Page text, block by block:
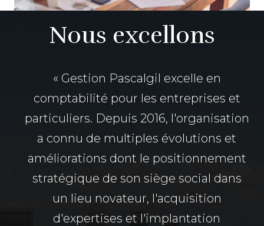
Nous excellons
« Gestion Pascalgil excelle en
comptabilité pour les entreprises et
particuliers. Depuis 2016, l'organisation
a connu de multiples évolutions et
améliorations dont le positionnement
stratégique de son siège social dans
un lieu novateur, l'acquisition
d'expertises et l'implantation